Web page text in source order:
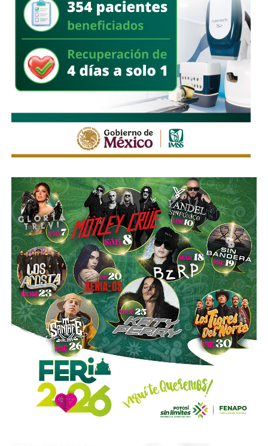
integridad física de las personas durante sus
desplazamientos por las vías públicas.
Con la reforma aprobada, el marco regulatorio estatal
seguridad de quienes utilizan motocicletas y
atendiendo principios y estándares
seguridad vial.
La utilización de luces encendidas de manera permanente
y de elementos luminosos o reflejantes permitirá facilitar
la identificación de estos vehículos por parte de los
demás conductores, particularmente durante la noche, en
zonas con poca iluminación o ante condiciones que
reduzcan la visibilidad.
La diputada Sánchez López señaló que estas
disposiciones representan una medida preventiva
orientada a proteger la vida de las personas motociclistas,
disminuir la posibilidad de accidentes y reducir la
gravedad de las lesiones y fallecimientos derivados de
siniestros viales.
Con esta reforma, el Congreso del Estado fortalece las
acciones de prevención y seguridad vial, promoviendo una